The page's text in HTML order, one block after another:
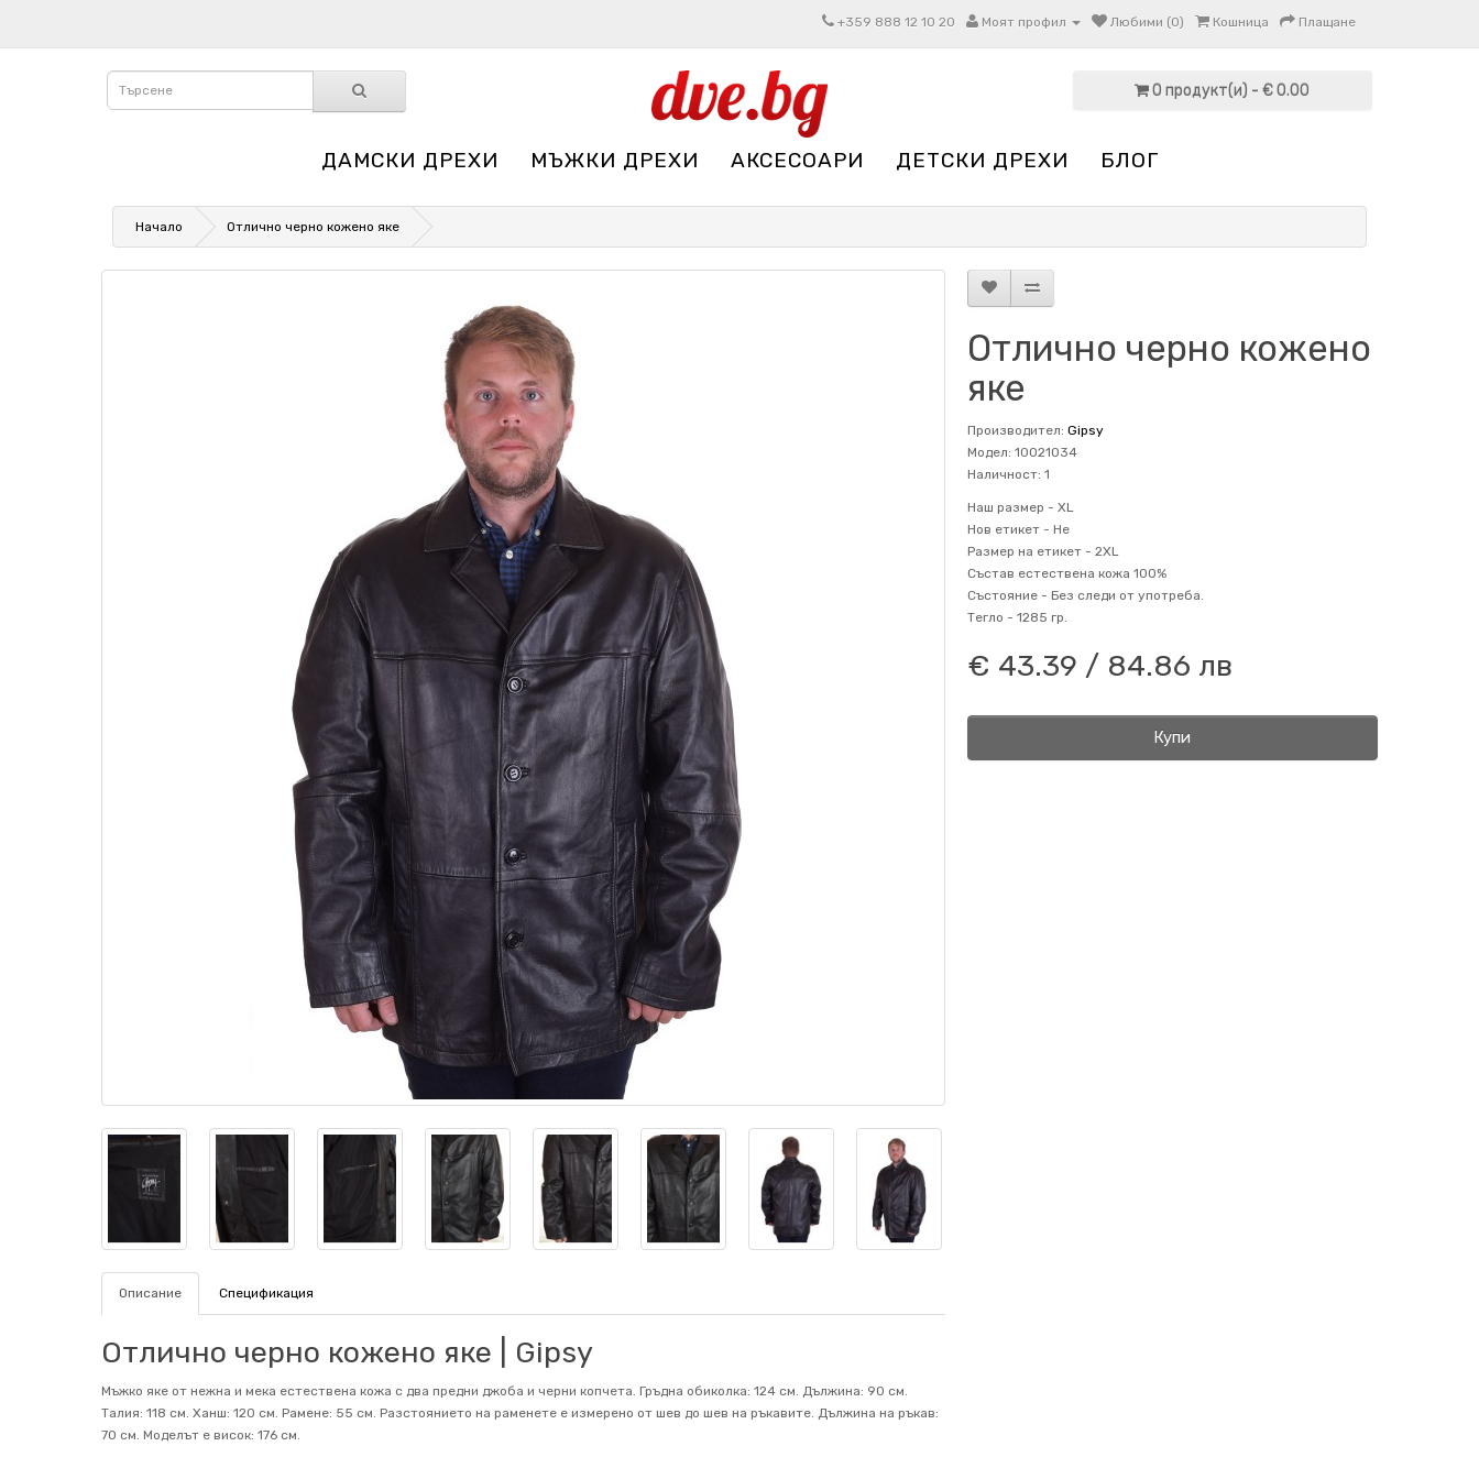
+359 888 12 10 20 Моят профил Любими (0) Кошница Плащане
0 продукт(и) - € 0.00
ДАМСКИ ДРЕХИ МЪЖКИ ДРЕХИ АКСЕСОАРИ ДЕТСКИ ДРЕХИ БЛОГ
Начало Отлично черно кожено яке
Описание Спецификация
Отлично черно кожено яке | Gipsy
Мъжко яке от нежна и мека естествена кожа с два предни джоба и черни копчета. Гръдна обиколка: 124 см. Дължина: 90 см.
Талия: 118 см. Ханш: 120 см. Рамене: 55 см. Разстоянието на раменете е измерено от шев до шев на ръкавите. Дължина на ръкав:
70 см. Mоделът е висок: 176 см.
Отлично черно кожено
яке
Производител: Gipsy
Модел: 10021034
Наличност: 1
Наш размер - XL
Нов етикет - Не
Размер на етикет - 2XL
Състав естествена кожа 100%
Състояние - Без следи от употреба.
Тегло - 1285 гр.
€ 43.39 / 84.86 лв
Купи